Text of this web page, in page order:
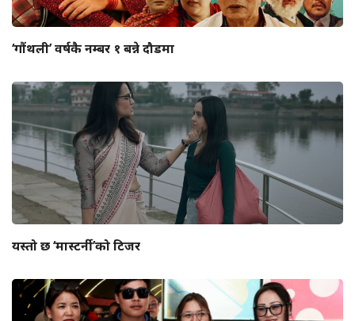
‘गौंथली’ वर्षकै नम्बर १ बन्ने दौडमा
यस्तो छ ‘मास्टर्नी’को टिजर